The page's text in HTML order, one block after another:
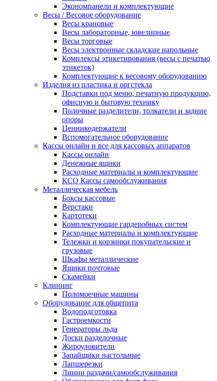
Экономпанели и комплектующие
Весы / Весовое оборудование
Весы крановые
Весы лабораторные, ювелирные
Весы торговые
Весы электронные складские напольные
Комплексы этикетирования (весы с печатью
этикеток)
Комплектующие к весовому оборудованию
Изделия из пластика и оргстекла
Подставки под меню, печатную продукцию,
офисную и бытовую технику
Полочные разделители, толкатели и задние
опоры
Ценникодержатели
Вспомогательное оборудование
Кассы онлайн и все для кассовых аппаратов
Кассы онлайн
Денежные ящики
Расходные материалы и комплектующие
КСО Кассы самообслуживания
Металлическая мебель
Боксы кассовые
Верстаки
Картотеки
Комплектующие гардеробных систем
Расходные материалы и комплектующие
Тележки и корзинки покупательские и
грузовые
Шкафы металлические
Ящики почтовые
Скамейки
Клининг
Поломоечные машины
Оборудование для общепита
Водоподготовка
Гастроемкости
Генераторы льда
Доски разделочные
Жироуловители
Запайщики настольные
Лапшерезки
Линии раздачи/самообслуживания